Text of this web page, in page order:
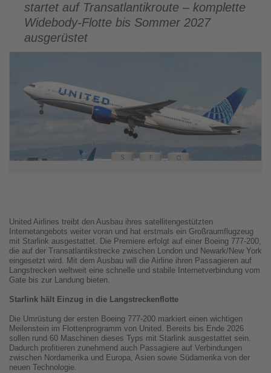
startet auf Transatlantikroute – komplette
Widebody-Flotte bis Sommer 2027
ausgerüstet
United Airlines treibt den Ausbau ihres satellitengestützten
Internetangebots weiter voran und hat erstmals ein Großraumflugzeug
mit Starlink ausgestattet. Die Premiere erfolgt auf einer Boeing 777-200,
die auf der Transatlantikstrecke zwischen London und Newark/New York
eingesetzt wird. Mit dem Ausbau will die Airline ihren Passagieren auf
Langstrecken weltweit eine schnelle und stabile Internetverbindung vom
Gate bis zur Landung bieten.
Starlink hält Einzug in die Langstreckenflotte
Die Umrüstung der ersten Boeing 777-200 markiert einen wichtigen
Meilenstein im Flottenprogramm von United. Bereits bis Ende 2026
sollen rund 60 Maschinen dieses Typs mit Starlink ausgestattet sein.
Dadurch profitieren zunehmend auch Passagiere auf Verbindungen
zwischen Nordamerika und Europa, Asien sowie Südamerika von der
neuen Technologie.